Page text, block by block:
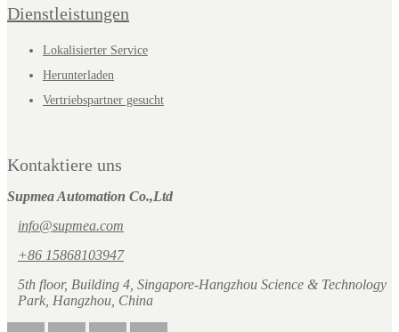
Dienstleistungen
Lokalisierter Service
Herunterladen
Vertriebspartner gesucht
Kontaktiere uns
Supmea Automation Co.,Ltd
info@supmea.com
+86 15868103947
5th floor, Building 4, Singapore-Hangzhou Science & Technology
Park, Hangzhou, China